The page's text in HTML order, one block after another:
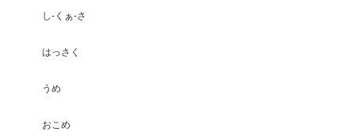
し-くぁ-さ
はっさく
うめ
おこめ